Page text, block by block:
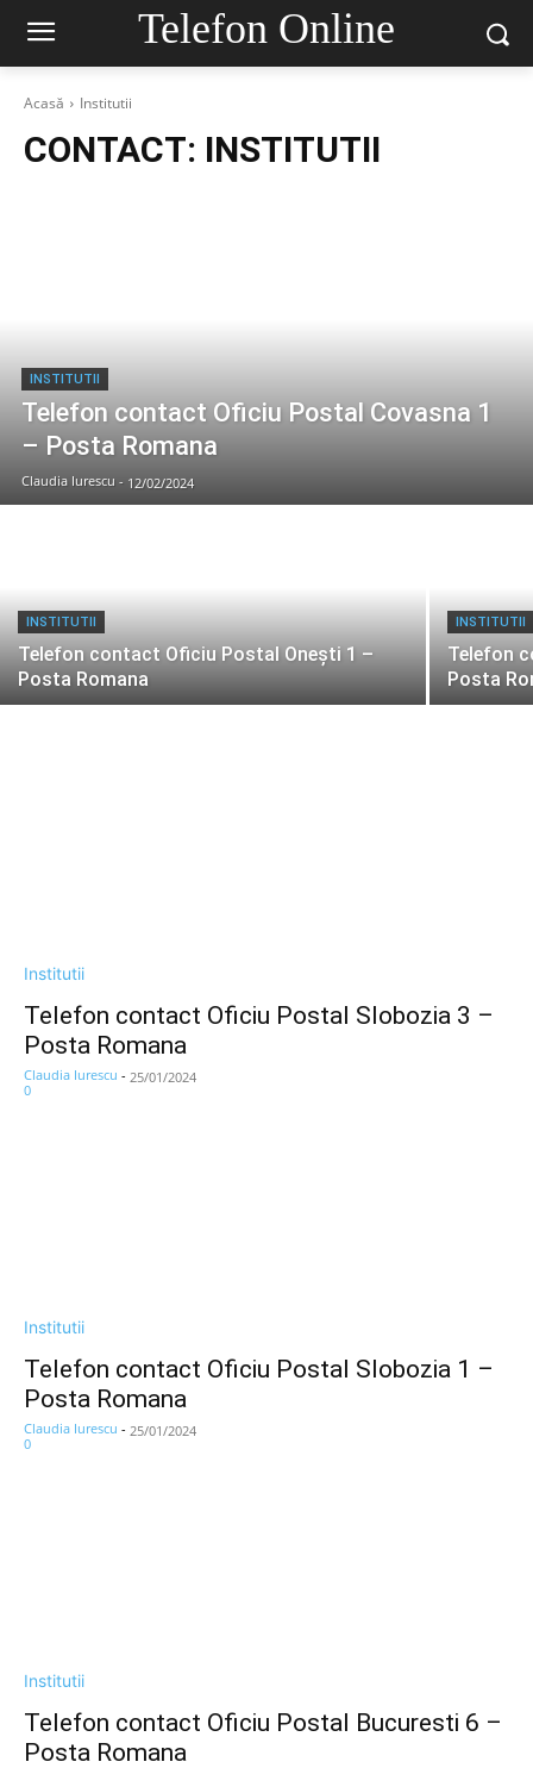
Telefon Online
Acasă Institutii
CONTACT: INSTITUTII
INSTITUTII
Telefon contact Oficiu Postal Covasna 1
– Posta Romana
Claudia Iurescu - 12/02/2024
INSTITUTII
Telefon contact Oficiu Postal Oneşti 1 –
Posta Romana
INSTITUTII
Telefon
Posta
Institutii
Telefon contact Oficiu Postal Slobozia 3 –
Posta Romana
Claudia Iurescu - 25/01/2024
0
Institutii
Telefon contact Oficiu Postal Slobozia 1 –
Posta Romana
Claudia Iurescu - 25/01/2024
0
Institutii
Telefon contact Oficiu Postal Bucuresti 6 –
Posta Romana